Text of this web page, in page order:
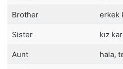
Brother erkek
Sister kız
Aunt hala,